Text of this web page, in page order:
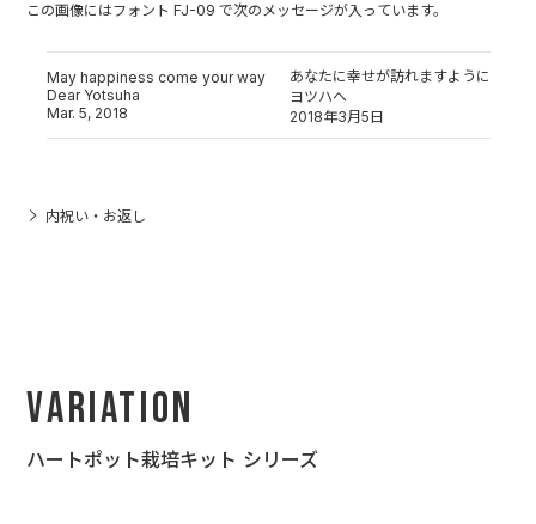
この画像にはフォント FJ-09 で次のメッセージが入っています。
May happiness come your way
Dear Yotsuha
Mar. 5, 2018
あなたに幸せが訪れますように
ヨツハへ
2018年3月5日
内祝い・お返し
Variation
ハートポット栽培キット シリーズ